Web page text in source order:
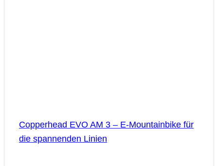
Copperhead EVO AM 3 – E-Mountainbike für
die spannenden Linien